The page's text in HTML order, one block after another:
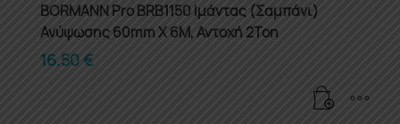
BORMANN Pro BRB1150 Ιμάντας (Σαμπάνι)
Ανύψωσης 60mm X 6M, Αντοχή 2Ton
16.50€